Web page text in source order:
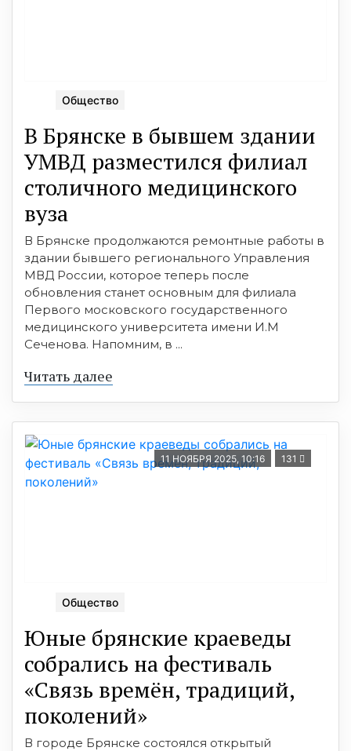
Общество
В Брянске в бывшем здании
УМВД разместился филиал
столичного медицинского
вуза
В Брянске продолжаются ремонтные работы в
здании бывшего регионального Управления
МВД России, которое теперь после
обновления станет основным для филиала
Первого московского государственного
медицинского университета имени И.М
Сеченова. Напомним, в ...
Читать далее
11 НОЯБРЯ 2025, 10:16 131
Общество
Юные брянские краеведы
собрались на фестиваль
«Связь времён, традиций,
поколений»
В городе Брянске состоялся открытый